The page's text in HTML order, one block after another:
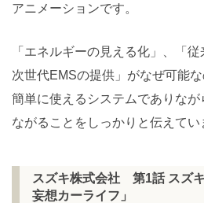
アニメーションです。
「エネルギーの見える化」、「
次世代EMSの提供」がなぜ可能
簡単に使えるシステムでありな
ながることをしっかりと伝えてい
スズキ株式会社 第1話 スズ
妄想カーライフ」